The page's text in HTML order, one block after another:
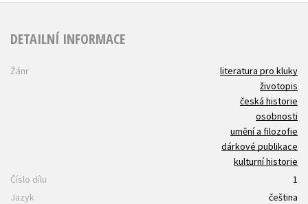
DETAILNÍ INFORMACE
Žánr
literatura pro kluky
životopis
česká historie
osobnosti
umění a filozofie
dárkové publikace
kulturní historie
Číslo dílu
1
Jazyk
čeština